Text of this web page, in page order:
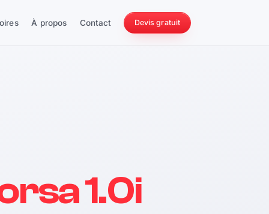
À propos Contact Devis gratuit
228 Nm
1.0i